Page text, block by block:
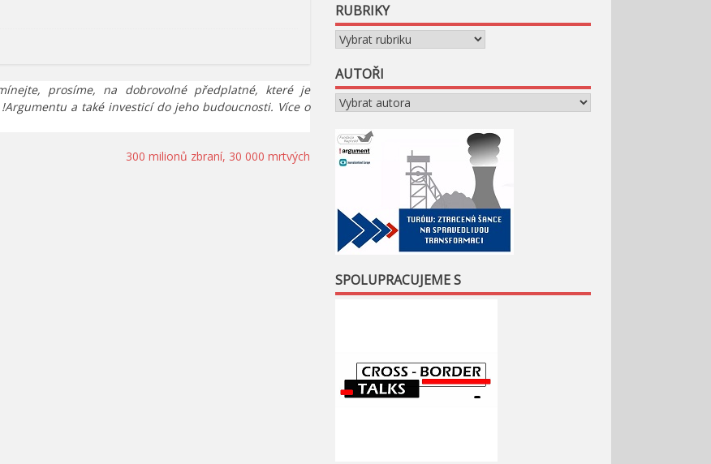
prosíme, na dobrovolné předplatné, které je
a také investicí do jeho budoucnosti. Více o
300 milionů zbraní, 30 000 mrtvých
RUBRIKY
Rubriky
AUTOŘI
SPOLUPRACUJEME S